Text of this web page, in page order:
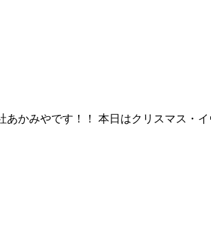
かみやです！！ 本日はクリスマス・